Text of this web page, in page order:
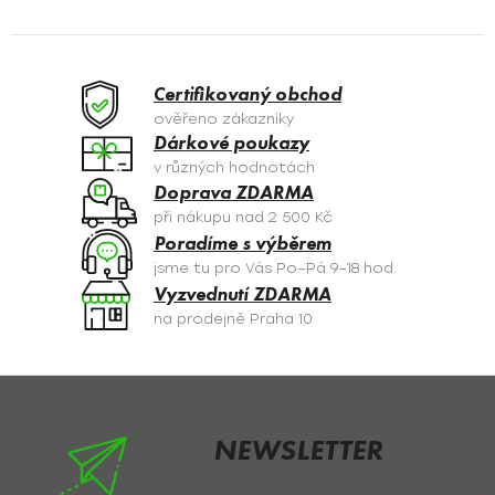
á
c
í
p
r
v
k
y
v
ý
p
s
Certifikovaný obchod
ověřeno zákazníky
Dárkové poukazy
v různých hodnotách
Doprava ZDARMA
při nákupu nad 2 500 Kč
Poradíme s výběrem
jsme tu pro Vás Po–Pá 9–18 hod.
Vyzvednutí ZDARMA
na prodejně Praha 10
NEWSLETTER